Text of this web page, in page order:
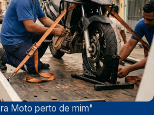
Moto perto de mim"